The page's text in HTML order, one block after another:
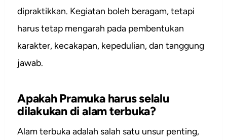
dipraktikkan. Kegiatan boleh beragam, tetapi
harus tetap mengarah pada pembentukan
karakter, kecakapan, kepedulian, dan tanggung
jawab.
Apakah Pramuka harus selalu
dilakukan di alam terbuka?
Alam terbuka adalah salah satu unsur penting,